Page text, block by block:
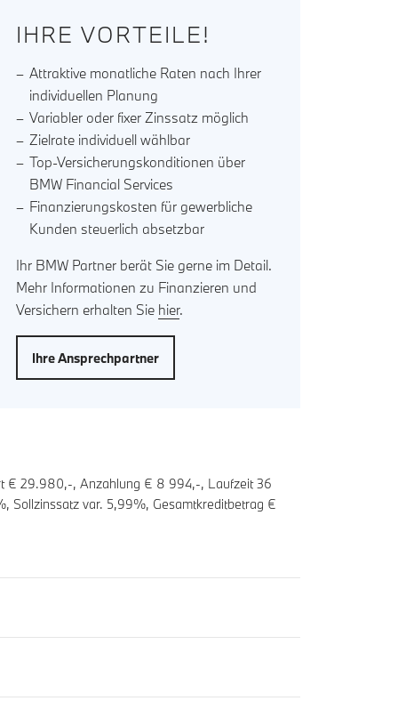
€ 29.980,-, Anzahlung € 8 994,-, Laufzeit36
Sollzinssatz var. 5,99%, Gesamtkreditbetrag €
IHRE VORTEILE!
Attraktive monatliche Raten nach Ihrer
individuellen Planung
Variabler oder fixer Zinssatz möglich
Zielrate individuell wählbar
Top-Versicherungskonditionen über
BMW Financial Services
Finanzierungskosten für gewerbliche
Kunden steuerlich absetzbar
Ihr BMW Partner berät Sie gerne im Detail.
Mehr Informationen zu Finanzieren und
Versichern erhalten Sie hier.
Ihre Ansprechpartner